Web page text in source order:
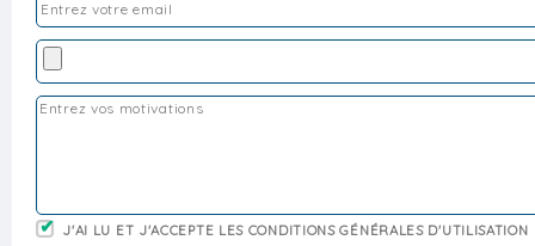
J'AI LU ET J'ACCEPTE LES CONDITIONS GÉNÉRALES D'UTILISATION